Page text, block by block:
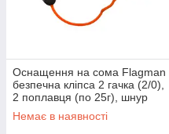
Оснащення на сома Flagman
безпечна кліпса 2 гачка (2/0),
2 поплавця (по 25г), шнур
0,8мм, 100см
Немає в наявності